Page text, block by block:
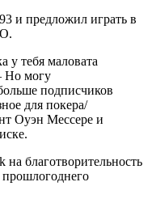
и предложил играть в
у тебя маловата
Но могу
подписчиков
для покера/
Оуэн Мессере и
благотворительность
прошлогоднего